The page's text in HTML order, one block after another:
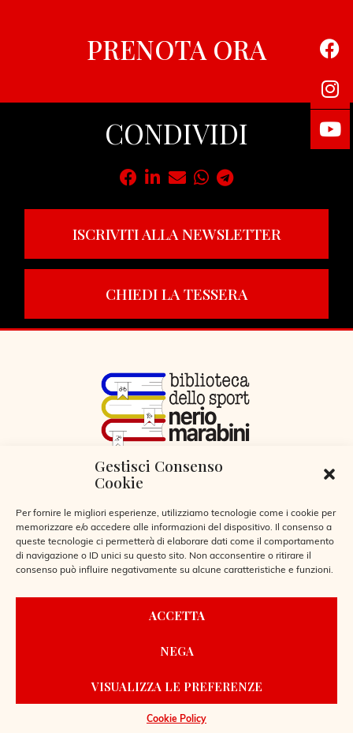
Gestisci Consenso
Cookie
Per fornire le migliori esperienze, utilizziamo tecnologie come i cookie per
memorizzare e/o accedere alle informazioni del dispositivo. Il consenso a
queste tecnologie ci permetterà di elaborare dati come il comportamento
di navigazione o ID unici su questo sito. Non acconsentire o ritirare il
consenso può influire negativamente su alcune caratteristiche e funzioni.
ACCETTA
NEGA
VISUALIZZA LE PREFERENZE
Cookie Policy
PRENOTA ORA
CONDIVIDI
ISCRIVITI ALLA NEWSLETTER
CHIEDI LA TESSERA
VIA LIBERTÀ 29, SERIATE (BG)
© 2026
CONTATTI
POWERED BY LAIO WEBDESIGN